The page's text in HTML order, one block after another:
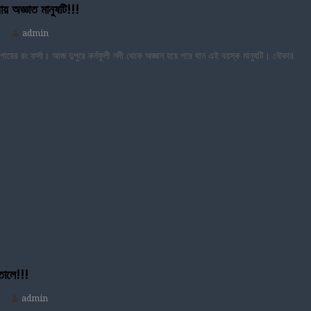
অজ্ঞাত মানুষটি!!!
admin
রং ফর্সা। আজ দুপুরে কর্নফুলী নদী থেকে অজ্ঞান হয়ে পরে যান এই বয়স্ক মানুষটি। নৌকার
admin